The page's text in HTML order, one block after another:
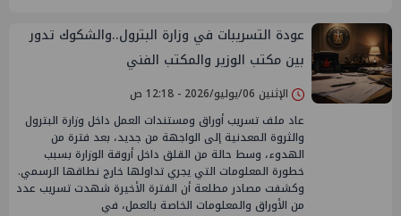
عودة التسريبات في وزارة البترول..والشكوك تدور
بين مكتب الوزير والمكتب الفني
الإثنين 06/يوليو/2026 - 12:18 ص
عاد ملف تسريب أوراق ومستندات العمل داخل وزارة البترول
والثروة المعدنية إلى الواجهة من جديد، بعد فترة من
الهدوء، وسط حالة من القلق داخل أروقة الوزارة بسبب
خطورة المعلومات التي يجري تداولها خارج نطاقها الرسمي.
وكشفت مصادر مطلعة أن الفترة الأخيرة شهدت تسريب عدد
من الأوراق والمعلومات الخاصة بالعمل، في